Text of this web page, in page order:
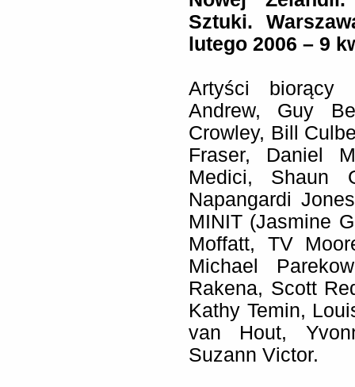
Sztuki.
lutego 2006 – 9
Artyści biorący
Andrew, Guy
Crowley, Bill
Fraser, Daniel
Medici, Shaun
Napangardi
MINIT (Jasmine
Moffatt, TV
Michael
Rakena, Scott
Kathy Temin,
van Hout,
Suzann Victor.